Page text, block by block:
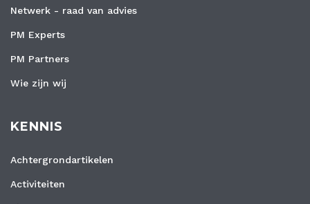
Netwerk - raad van advies
PM Experts
PM Partners
Wie zijn wij
KENNIS
Achtergrondartikelen
Activiteiten